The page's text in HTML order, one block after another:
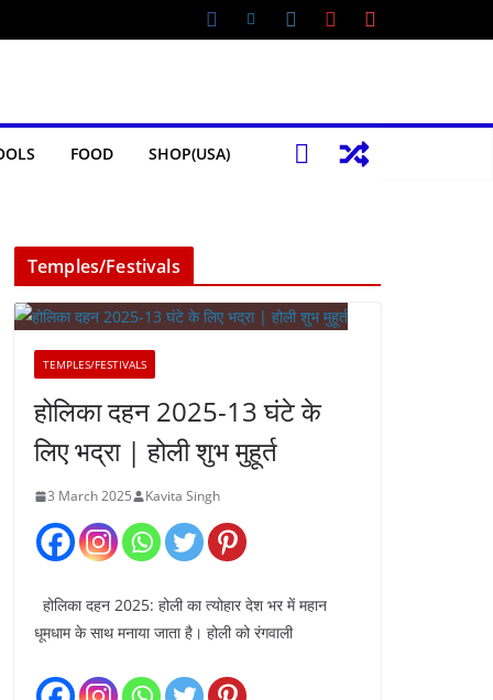
FOOD SHOP(USA)
Temples/Festivals
TEMPLES/FESTIVALS
होलिका दहन 2025-13 घंटे के
लिए भद्रा | होली शुभ मुहूर्त
3 March 2025 Kavita Singh
होलिका दहन 2025: होली का त्योहार देश भर में महान
धूमधाम के साथ मनाया जाता है। होली को रंगवाली